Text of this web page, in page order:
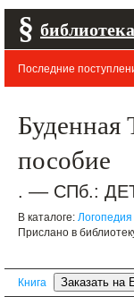
§ библиотека
Последние
Буденная
пособие
. –– СПб.:
В каталоге: Логопедия
Прислано в
Книга